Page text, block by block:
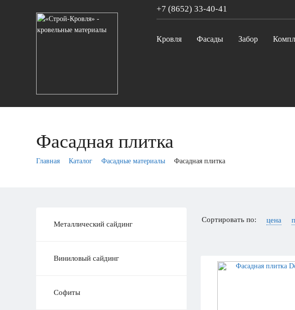
+7 (8652) 33-40-41
Кровля Фасады Забор
Фасадная плитка
Главная Каталог Фасадные материалы Фасадная плитка
Металлический сайдинг
Виниловый сайдинг
Софиты
Сортировать по: цена